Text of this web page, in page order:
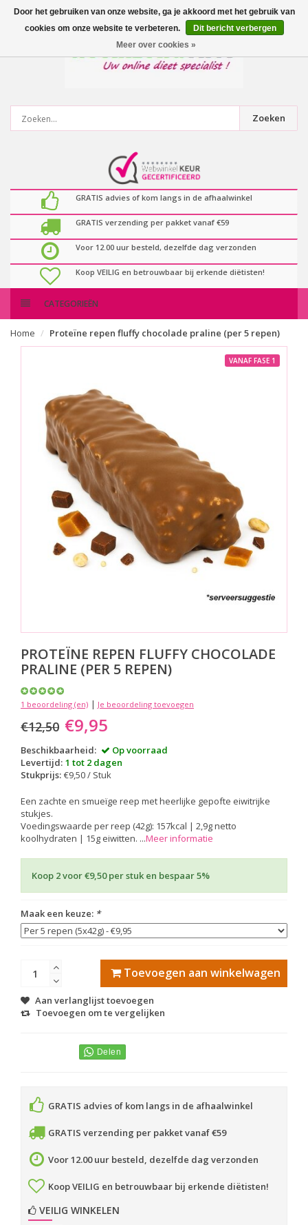
0artikelen
Zoeken
GRATIS advies of kom langs in de afhaalwinkel
GRATIS verzending per pakket vanaf €59
Voor 12.00 uur besteld, dezelfde dag verzonden
Koop VEILIG en betrouwbaar bij erkende diëtisten!
CATEGORIEËN
Home Proteïne repen fluffy chocolade praline (per 5 repen)
VANAF FASE 1
PROTEÏNE REPEN FLUFFY CHOCOLADE
PRALINE (PER 5 REPEN)
1 beoordeling (en) | Je beoordeling toevoegen
€12,50 €9,95
Beschikbaarheid:
Op voorraad
Levertijd: 1 tot 2 dagen
Stukprijs: €9,50 / Stuk
Een zachte en smueïge reep met heerlijke gepofte eiwitrijke
stukjes.
Voedingswaarde per reep (42g): 157kcal | 2,9g netto
koolhydraten | 15g eiwitten. ...Meer informatie
Koop 2 voor €9,50 per stuk en bespaar 5%
Maak een keuze: *
Toevoegen aan winkelwagen
Aan verlanglijst toevoegen
Toevoegen om te vergelijken
GRATIS advies of kom langs in de afhaalwinkel
GRATIS verzending per pakket vanaf €59
Voor 12.00 uur besteld, dezelfde dag verzonden
Koop VEILIG en betrouwbaar bij erkende diëtisten!
VEILIG WINKELEN
Door het gebruiken van onze website, ga je akkoord met het gebruik van
cookies om onze website te verbeteren.
Dit bericht verbergen
Meer over cookies »